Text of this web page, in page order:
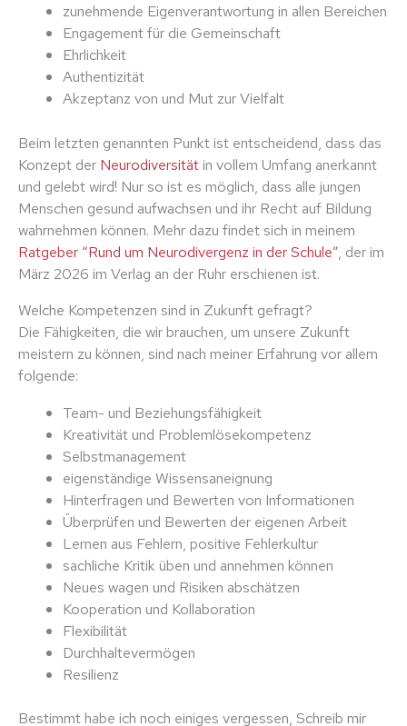
zunehmende Eigenverantwortung in allen Bereichen
Engagement für die Gemeinschaft
Ehrlichkeit
Authentizität
Akzeptanz von und Mut zur Vielfalt
Beim letzten genannten Punkt ist entscheidend, dass das
Konzept der Neurodiversitätin vollem Umfang anerkannt
und gelebt wird! Nur so ist es möglich, dass alle jungen
Menschen gesund aufwachsen und ihr Recht auf Bildung
wahrnehmen können. Mehr dazu findet sich in meinem
Ratgeber “Rund um Neurodivergenz in der Schule”, der im
März 2026 im Verlag an der Ruhr erschienen ist.
Welche Kompetenzen sind in Zukunft gefragt?
Die Fähigkeiten, die wir brauchen, um unsere Zukunft
meistern zu können, sind nach meiner Erfahrung vor allem
folgende:
Team- und Beziehungsfähigkeit
Kreativität und Problemlösekompetenz
Selbstmanagement
eigenständige Wissensaneignung
Hinterfragen und Bewerten von Informationen
Überprüfen und Bewerten der eigenen Arbeit
Lernen aus Fehlern, positive Fehlerkultur
sachliche Kritik üben und annehmen können
Neues wagen und Risiken abschätzen
Kooperation und Kollaboration
Flexibilität
Durchhaltevermögen
Resilienz
Bestimmt habe ich noch einiges vergessen, Schreib mir